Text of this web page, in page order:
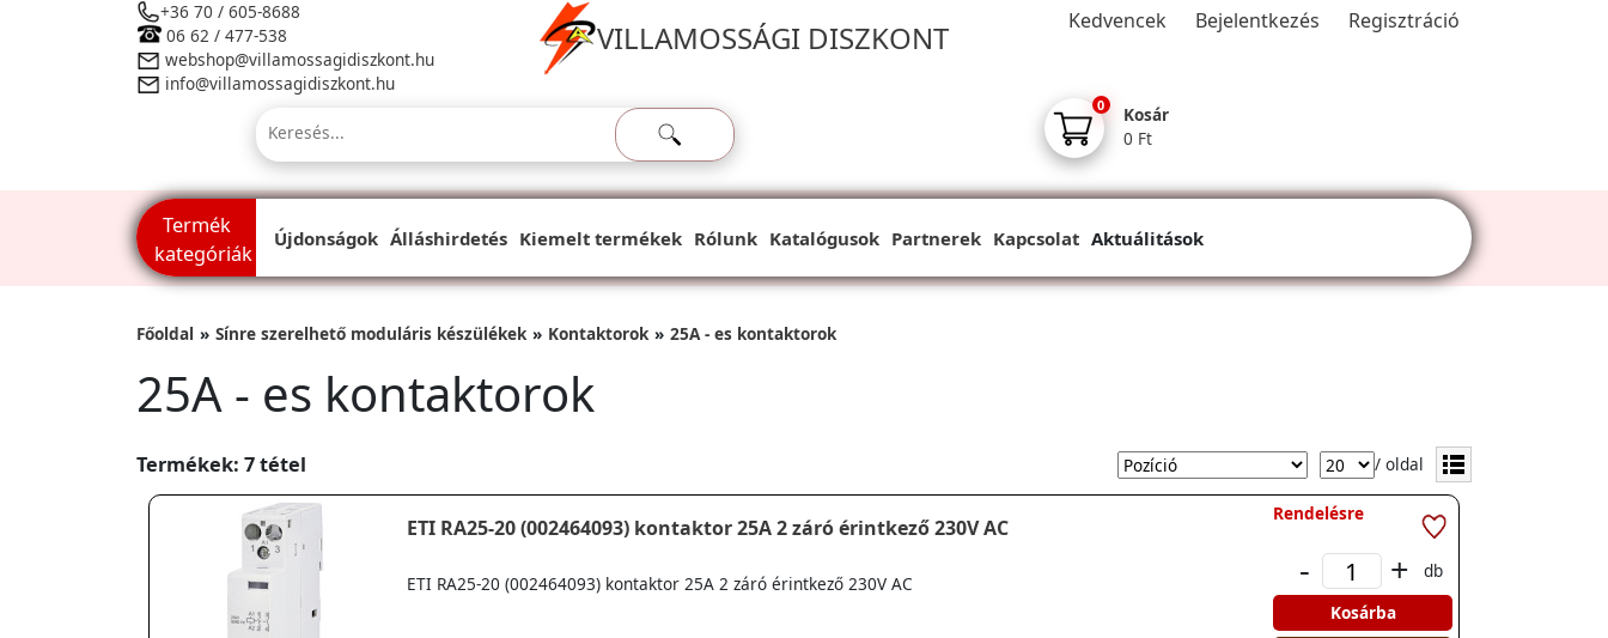
+36 70 / 605-8688
06 62 / 477-538
webshop@villamossagidiszkont.hu
info@villamossagidiszkont.hu
VILLAMOSSÁGI DISZKONT Kedvencek Bejelentkezés Regisztráció
0
Kosár
0 Ft
Termék
kategóriák
Újdonságok Álláshirdetés Kiemelt termékek Rólunk Katalógusok Partnerek Kapcsolat Aktuálitások
Főoldal Sínre szerelhető moduláris készülékek Kontaktorok 25A - es kontaktorok
25A - es kontaktorok
Termékek: 7 tétel / oldal
ETI RA25-20 (002464093) kontaktor 25A 2 záró érintkező 230V AC
ETI RA25-20 (002464093) kontaktor 25A 2 záró érintkező 230V AC
Rendelésre
- +
db
Kosárba